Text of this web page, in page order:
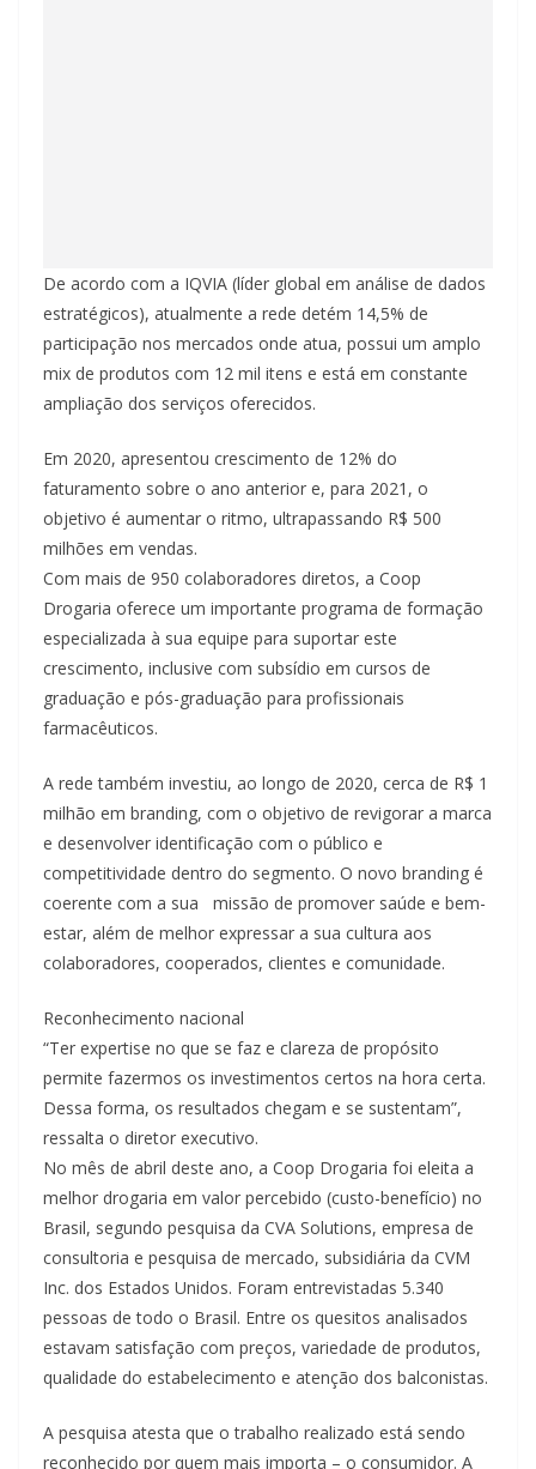
De acordo com a IQVIA (líder global em análise de dados
estratégicos), atualmente a rede detém 14,5% de
participação nos mercados onde atua, possui um amplo
mix de produtos com 12 mil itens e está em constante
ampliação dos serviços oferecidos.
Em 2020, apresentou crescimento de 12% do
faturamento sobre o ano anterior e, para 2021, o
objetivo é aumentar o ritmo, ultrapassando R$ 500
milhões em vendas.
Com mais de 950 colaboradores diretos, a Coop
Drogaria oferece um importante programa de formação
especializada à sua equipe para suportar este
crescimento, inclusive com subsídio em cursos de
graduação e pós-graduação para profissionais
farmacêuticos.
A rede também investiu, ao longo de 2020, cerca de R$ 1
milhão em branding, com o objetivo de revigorar a marca
e desenvolver identificação com o público e
competitividade dentro do segmento. O novo branding é
coerente com a sua missão de promover saúde e bem-
estar, além de melhor expressar a sua cultura aos
colaboradores, cooperados, clientes e comunidade.
Reconhecimento nacional
“Ter expertise no que se faz e clareza de propósito
permite fazermos os investimentos certos na hora certa.
Dessa forma, os resultados chegam e se sustentam”,
ressalta o diretor executivo.
No mês de abril deste ano, a Coop Drogaria foi eleita a
melhor drogaria em valor percebido (custo-benefício) no
Brasil, segundo pesquisa da CVA Solutions, empresa de
consultoria e pesquisa de mercado, subsidiária da CVM
Inc. dos Estados Unidos. Foram entrevistadas 5.340
pessoas de todo o Brasil. Entre os quesitos analisados
estavam satisfação com preços, variedade de produtos,
qualidade do estabelecimento e atenção dos balconistas.
A pesquisa atesta que o trabalho realizado está sendo
reconhecido por quem mais importa – o consumidor. A